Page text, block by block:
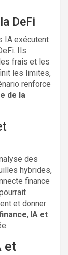
DeFi
IA exécutent
Ils
frais et les
les limites,
renforce
de la
des
hybrides,
finance
et donner
, IA et
et